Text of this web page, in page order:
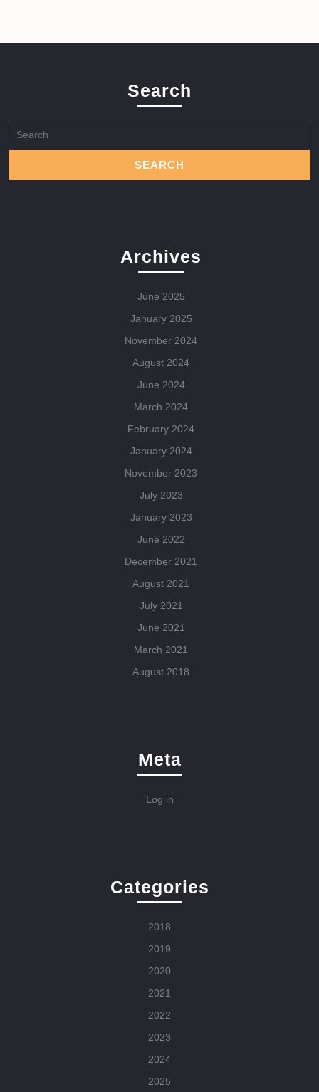
Search
for:
Archives
June 2025
January 2025
November 2024
August 2024
June 2024
March 2024
February 2024
January 2024
November 2023
July 2023
January 2023
June 2022
December 2021
August 2021
July 2021
June 2021
March 2021
August 2018
Meta
Log in
Categories
2018
2019
2020
2021
2022
2023
2024
2025